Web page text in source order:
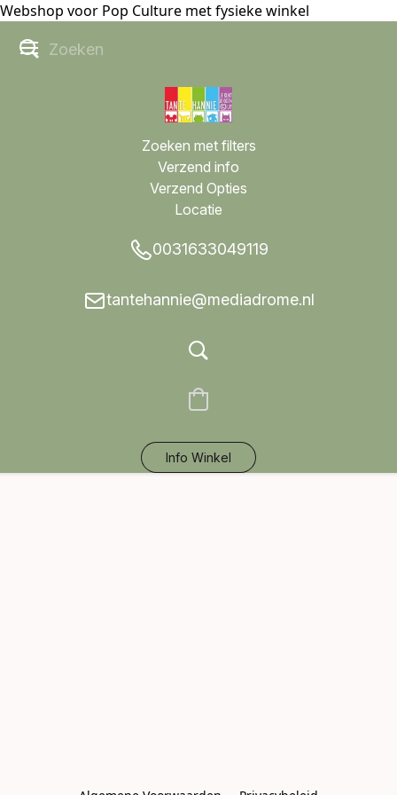
Webshop voor Pop Culture met fysieke winkel
Zoeken met filters
Verzend info
Verzend Opties
Locatie
0031633049119
tantehannie@mediadrome.nl
Info Winkel